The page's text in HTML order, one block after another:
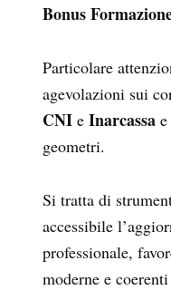
Bonus
Particolare
agevolazioni sui
CNI e Inarcassa
geometri.
Si tratta di
accessibile
professionale,
moderne e